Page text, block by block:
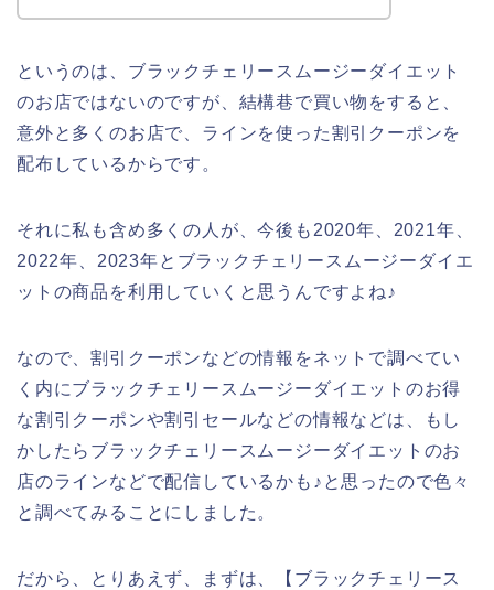
というのは、ブラックチェリースムージーダイエット
のお店ではないのですが、結構巷で買い物をすると、
意外と多くのお店で、ラインを使った割引クーポンを
配布しているからです。
それに私も含め多くの人が、今後も2020年、2021年、
2022年、2023年とブラックチェリースムージーダイエ
ットの商品を利用していくと思うんですよね♪
なので、割引クーポンなどの情報をネットで調べてい
く内にブラックチェリースムージーダイエットのお得
な割引クーポンや割引セールなどの情報などは、もし
かしたらブラックチェリースムージーダイエットのお
店のラインなどで配信しているかも♪と思ったので色々
と調べてみることにしました。
だから、とりあえず、まずは、【ブラックチェリース